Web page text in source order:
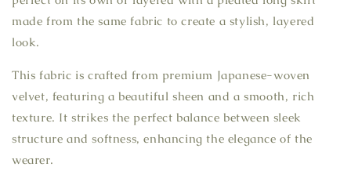
made from the same fabric to create a stylish, layered
look.
This fabric is crafted from premium Japanese-woven
velvet, featuring a beautiful sheen and a smooth, rich
texture. It strikes the perfect balance between sleek
structure and softness, enhancing the elegance of the
wearer.